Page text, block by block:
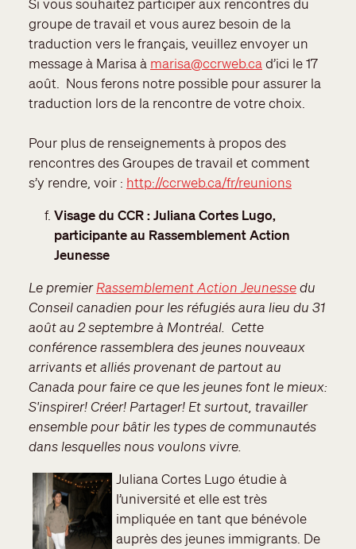
Si vous souhaitez participer aux rencontres du
groupe de travail et vous aurez besoin de la
traduction vers le français, veuillez envoyer un
message à Marisa à marisa@ccrweb.cad’ici le 17
août. Nous ferons notre possible pour assurer la
traduction lors de la rencontre de votre choix.
Pour plus de renseignements à propos des
rencontres des Groupes de travail et comment
s’y rendre, voir : http://ccrweb.ca/fr/reunions
Visage du CCR : Juliana Cortes Lugo,
participante au Rassemblement Action
Jeunesse
Le premierRassemblement Action Jeunessedu
Conseil canadien pour les réfugiés aura lieu du 31
août au 2 septembre à Montréal. Cette
conférence rassemblera des jeunes nouveaux
arrivants et alliés provenant de partout au
Canada pour faire ce que les jeunes font le mieux:
S'inspirer! Créer! Partager! Et surtout, travailler
ensemble pour bâtir les types de communautés
dans lesquelles nous voulons vivre.
Juliana Cortes Lugo étudie à
l’université et elle est très
impliquée en tant que bénévole
auprès des jeunes immigrants. De